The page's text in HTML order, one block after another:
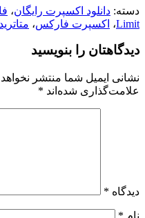
دسته: دانلود اکسپرت رایگان،
Limit، اکسپرت فارکس،
دیدگاهتان را بنویسید
نشانی ایمیل شما منتشر
علامت‌گذاری شده‌اند *
دیدگاه *
نام *